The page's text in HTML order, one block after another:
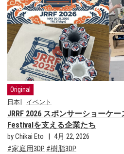
Original
日本 イベント
JRRF 2026 スポンサーショーケ
Festivalを支える企業たち
by Chikai Eto
4月 22, 2026
家庭用3DP
樹脂3DP